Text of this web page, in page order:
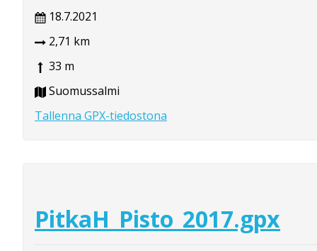
18.7.2021
2,71 km
33 m
Suomussalmi
Tallenna GPX-tiedostona
PitkaH_Pisto_2017.gpx